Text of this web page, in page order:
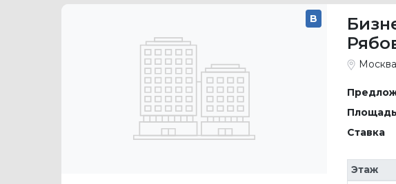
B
Площадь
Ставка
Этаж